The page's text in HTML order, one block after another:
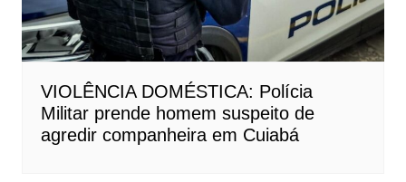
VIOLÊNCIA DOMÉSTICA: Polícia
Militar prende homem suspeito de
agredir companheira em Cuiabá